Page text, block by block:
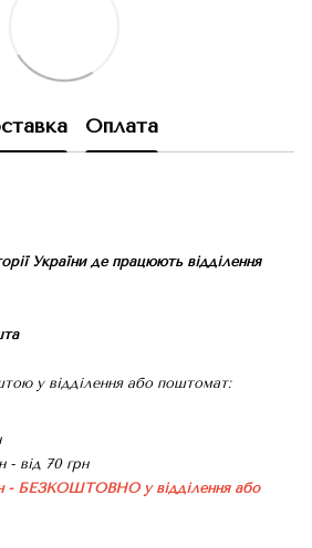
Оплата
України де працюють відділення
у відділення або поштомат:
- від 70 грн
- БЕЗКОШТОВНО у відділення або